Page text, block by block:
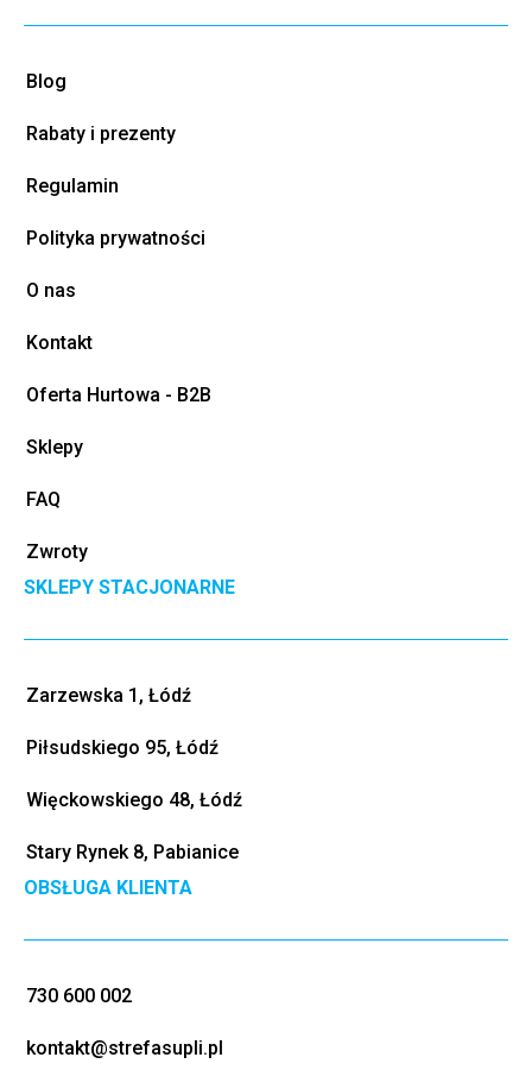
Blog
Rabaty i prezenty
Regulamin
Polityka prywatności
O nas
Kontakt
Oferta Hurtowa - B2B
Sklepy
FAQ
Zwroty
SKLEPY STACJONARNE
Zarzewska 1, Łódź
Piłsudskiego 95, Łódź
Więckowskiego 48, Łódź
Stary Rynek 8, Pabianice
OBSŁUGA KLIENTA
730 600 002
kontakt@strefasupli.pl